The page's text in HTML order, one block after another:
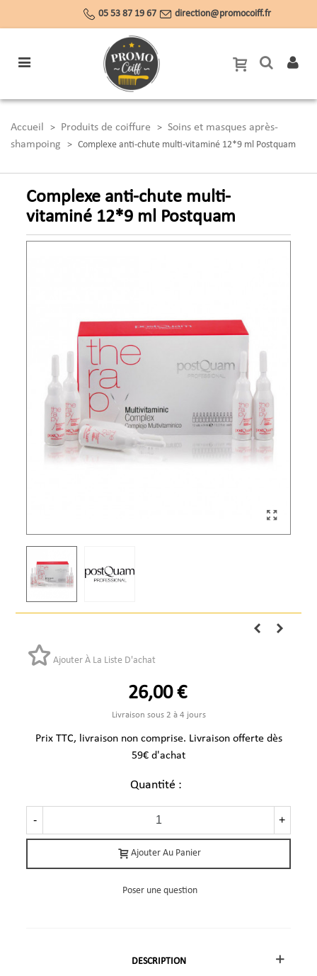
05 53 87 19 67 direction@promocoiff.fr
Accueil > Produits de coiffure > Soins et masques après-
shampoing
> Complexe anti-chute multi-vitaminé 12*9 ml Postquam
Complexe anti-chute multi-
vitaminé 12*9 ml Postquam
Ajouter À La Liste D'achat
26,00 €
Livraison sous 2 à 4 jours
Prix TTC, livraison non comprise. Livraison offerte dès
59€ d'achat
Quantité :
- +
Ajouter Au Panier
Poser une question
DESCRIPTION